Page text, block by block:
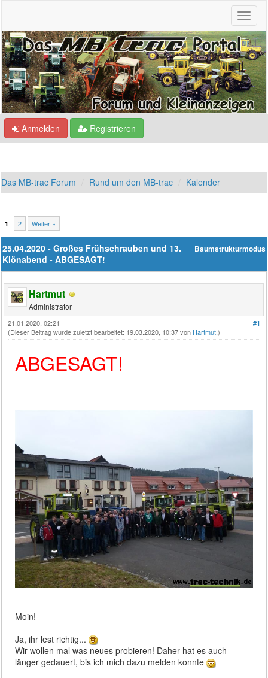
Anmelden Registrieren
Das MB-trac Forum Rund um den MB-trac Kalender
1 2 Weiter »
Baumstrukturmodus
25.04.2020 - Großes Frühschrauben und 13.
Klönabend - ABGESAGT!
Hartmut
Administrator
#1
21.01.2020, 02:21
(Dieser Beitrag wurde zuletzt bearbeitet: 19.03.2020, 10:37 von Hartmut.)
ABGESAGT!
Moin!
Ja, ihr lest richtig...
Wir wollen mal was neues probieren! Daher hat es auch
länger gedauert, bis ich mich dazu melden konnte